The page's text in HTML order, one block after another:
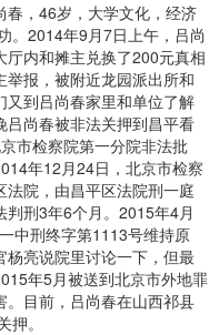
春，46岁，大学文化，经济
。2014年9月7日上午，吕尚
内和摊主兑换了200元真相
报，被附近龙园派出所和
又到吕尚春家里和单位了解
尚春被非法关押到昌平看
市检察院第一分院非法批
年12月24日，北京市检察
院，由昌平区法院刑一庭
刑3年6个月。2015年4月
中刑终字第1113号维持原
杨亮说院里讨论一下，但最
年5月被送到北京市外地罪
目前，吕尚春在山西祁县
。